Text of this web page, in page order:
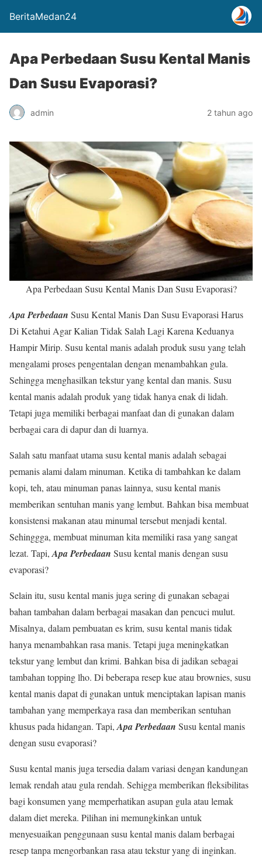
BeritaMedan24
Apa Perbedaan Susu Kental Manis
Dan Susu Evaporasi?
admin 2 tahun ago
Apa Perbedaan Susu Kental Manis Dan Susu Evaporasi?
Apa Perbedaan Susu Kental Manis Dan Susu Evaporasi Harus
Di Ketahui Agar Kalian Tidak Salah Lagi Karena Keduanya
Hampir Mirip. Susu kental manis adalah produk susu yang telah
mengalami proses pengentalan dengan menambahkan gula.
Sehingga menghasilkan tekstur yang kental dan manis. Susu
kental manis adalah produk yang tidak hanya enak di lidah.
Tetapi juga memiliki berbagai manfaat dan di gunakan dalam
berbagai cara di dapur dan di luarnya.
Salah satu manfaat utama susu kental manis adalah sebagai
pemanis alami dalam minuman. Ketika di tambahkan ke dalam
kopi, teh, atau minuman panas lainnya, susu kental manis
memberikan sentuhan manis yang lembut. Bahkan bisa membuat
konsistensi makanan atau minumal tersebut menjadi kental.
Sehinggga, membuat minuman kita memiliki rasa yang sangat
lezat. Tapi, Apa Perbedaan Susu kental manis dengan susu
evaporasi?
Selain itu, susu kental manis juga sering di gunakan sebagai
bahan tambahan dalam berbagai masakan dan pencuci mulut.
Misalnya, dalam pembuatan es krim, susu kental manis tidak
hanya menambahkan rasa manis. Tetapi juga meningkatkan
tekstur yang lembut dan krimi. Bahkan bisa di jadikan sebagai
tambahan topping lho. Di beberapa resep kue atau brownies, susu
kental manis dapat di gunakan untuk menciptakan lapisan manis
tambahan yang memperkaya rasa dan memberikan sentuhan
khusus pada hidangan. Tapi, Apa Perbedaan Susu kental manis
dengan susu evaporasi?
Susu kental manis juga tersedia dalam variasi dengan kandungan
lemak rendah atau gula rendah. Sehigga memberikan fleksibilitas
bagi konsumen yang memperhatikan asupan gula atau lemak
dalam diet mereka. Pilihan ini memungkinkan untuk
menyesuaikan penggunaan susu kental manis dalam berbagai
resep tanpa mengorbankan rasa atau tekstur yang di inginkan.